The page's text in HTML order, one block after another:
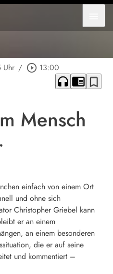
Uhr / play_circle_outline 13:00
headphones chrome_reader_mode bookmark_border
Mensch
einfach von einem Ort
und ohne sich
Christopher Griebel kann
er an einem
an einem besonderen
die er auf seine
und kommentiert –